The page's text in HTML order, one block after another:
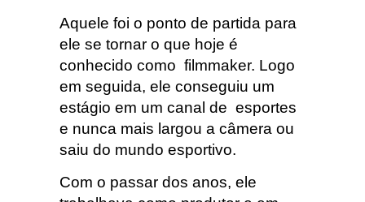
Aquele foi o ponto de partida para
ele se tornar o que hoje é
conhecido como filmmaker. Logo
em seguida, ele conseguiu um
estágio em um canal de esportes
e nunca mais largou a câmera ou
saiu do mundo esportivo.
Com o passar dos anos, ele